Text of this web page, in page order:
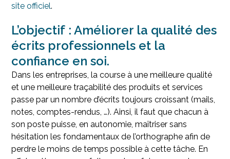
site officiel.
L’objectif : Améliorer la qualité des
écrits professionnels et la
confiance en soi.
Dans les entreprises, la course à une meilleure qualité
et une meilleure traçabilité des produits et services
passe par un nombre d’écrits toujours croissant (mails,
notes, comptes-rendus, …). Ainsi, il faut que chacun à
son poste puisse, en autonomie, maîtriser sans
hésitation les fondamentaux de l’orthographe afin de
perdre le moins de temps possible à cette tâche. En